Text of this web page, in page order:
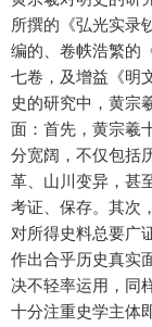
所撰的《弘光实录
编的、卷帙浩繁的
七卷，及增益《明
史的研究中，黄宗
面：首先，黄宗羲
分宽阔，不仅包括
革、山川变异，甚
考证、保存。其次
对所得史料总要广
作出合乎历史真实
决不轻率运用，同
十分注重史学主体